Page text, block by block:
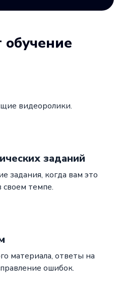
обучение
видеоролики.
заданий
задания, когда вам это
своем темпе.
материала, ответы на
ошибок.